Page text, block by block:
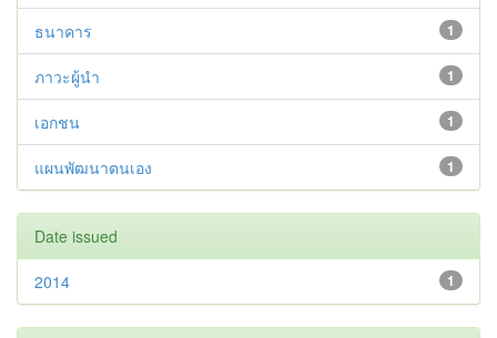
1
ธนาคาร
1
ภาวะผู้นำ
1
เอกชน
1
แผนพัฒนาตนเอง
Date issued
1
2014